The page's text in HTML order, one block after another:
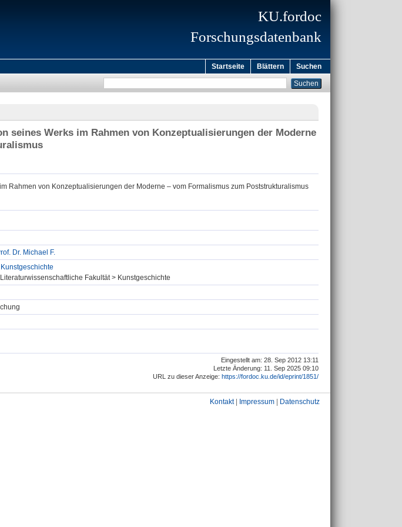
KU.fordoc
Forschungsdatenbank
Startseite Blättern Suchen
seines Werks im Rahmen von Konzeptualisierungen der Moderne
Rahmen von Konzeptualisierungen der Moderne – vom Formalismus zum Poststrukturalismus
Dr. Michael F.
Fakultät > Kunstgeschichte
Eingestellt am: 28. Sep 2012 13:11
Letzte Änderung: 11. Sep 2025 09:10
URL zu dieser Anzeige: https://fordoc.ku.de/id/eprint/1851/
Kontakt| Impressum Datenschutz